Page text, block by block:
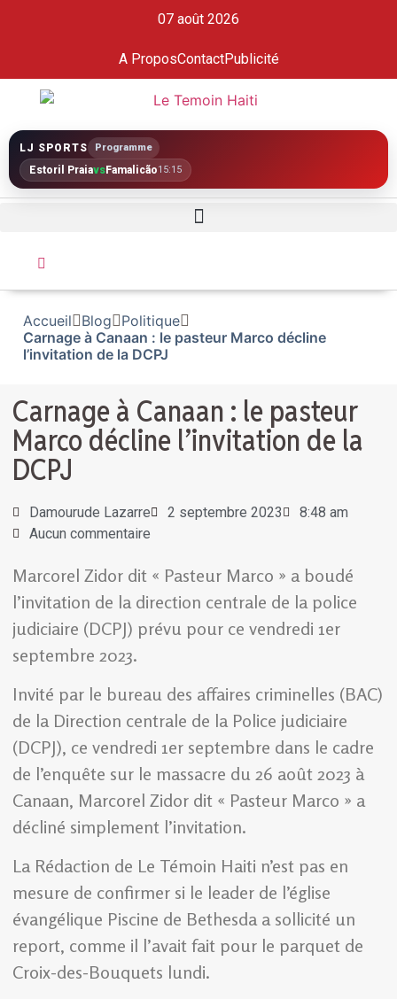
07 août 2026
A ProposContactPublicité
LJ SPORTS Programme
Estoril PraiavsFamalicão15:15
Accueil Blog
Politique
Carnage à Canaan : le pasteur Marco décline
l’invitation de la DCPJ
Carnage à Canaan : le pasteur
Marco décline l’invitation de la
DCPJ
Damourude Lazarre 2 septembre 2023
8:48 am
Aucun commentaire
Marcorel Zidor dit « Pasteur Marco » a boudé
l’invitation de la direction centrale de la police
judiciaire (DCPJ) prévu pour ce vendredi 1er
septembre 2023.
Invité par le bureau des affaires criminelles (BAC)
de la Direction centrale de la Police judiciaire
(DCPJ), ce vendredi 1er septembre dans le cadre
de l’enquête sur le massacre du 26 août 2023 à
Canaan, Marcorel Zidor dit « Pasteur Marco » a
décliné simplement l’invitation.
La Rédaction de Le Témoin Haiti n’est pas en
mesure de confirmer si le leader de l’église
évangélique Piscine de Bethesda a sollicité un
report, comme il l’avait fait pour le parquet de
Croix-des-Bouquets lundi.